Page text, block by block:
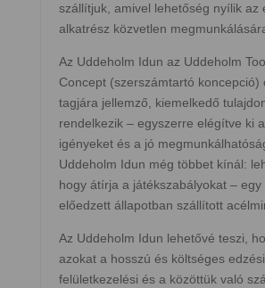
szállítjuk, amivel lehetőség nyílik az
alkatrész közvetlen
Az Uddeholm Idun az Uddeholm
Concept (szerszámtartó koncepció)
tagjára jellemző, kiemelkedő
rendelkezik – egyszerre elégítve ki
igényeket és a jó
Uddeholm Idun még többet kínál:
hogy átírja a játékszabályokat – egy
előedzett állapotban szállított
Az Uddeholm Idun lehetővé teszi,
azokat a hosszú és költséges edzési,
felületkezelési és a közöttük való